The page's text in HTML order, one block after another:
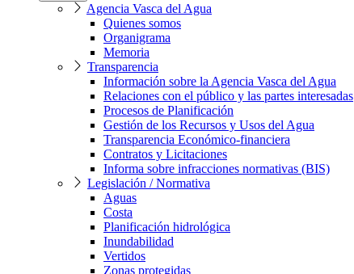
Agencia Vasca del Agua
Quienes somos
Organigrama
Memoria
Transparencia
Información sobre la Agencia Vasca del Agua
Relaciones con el público y las partes interesadas
Procesos de Planificación
Gestión de los Recursos y Usos del Agua
Transparencia Económico-financiera
Contratos y Licitaciones
Informa sobre infracciones normativas (BIS)
Legislación / Normativa
Aguas
Costa
Planificación hidrológica
Inundabilidad
Vertidos
Zonas protegidas